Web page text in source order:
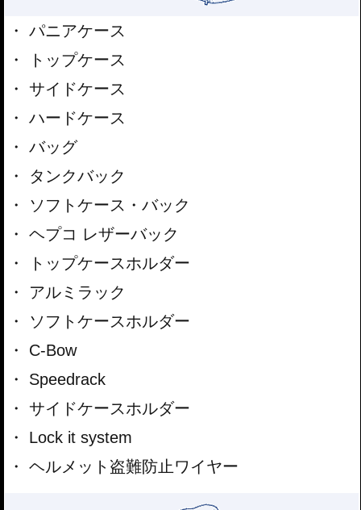
パニアケース
トップケース
サイドケース
ハードケース
バッグ
タンクバック
ソフトケース・バック
ヘプコ レザーバック
トップケースホルダー
アルミラック
ソフトケースホルダー
C-Bow
Speedrack
サイドケースホルダー
Lock it system
ヘルメット盗難防止ワイヤー